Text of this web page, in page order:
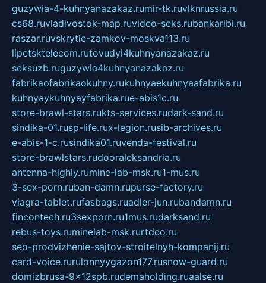
guzywia-4-kuhnyanazakaz.rumir-tk.ruvlknrussia.ru
cs68.ruvladivostok-map.ruvideo-seks.rubankaribi.ru
raszar.ruvskrytie-zamkov-moskva113.ru
lipetsktelecom.rutovudyi4kuhnyanazakaz.ru
seksuzb.ruguzywia4kuhnyanazakaz.ru
fabrikaofabrikaokuhny.rukuhnyaekuhnyaafabrika.ru
kuhnyaykuhnyayfabrika.rue-abis1c.ru
store-brawl-stars.rukts-services.rudark-sand.ru
sindika-01.rusp-life.rux-legion.rusib-archives.ru
e-abis-1-c.rusindika01.ruvenda-festival.ru
store-brawlstars.rudooraleksandria.ru
antenna-highly.rumine-lab-msk.ru1-mus.ru
3-sex-porn.ruban-damn.rupurse-factory.ru
viagra-tablet.rufasbags.ruadler-jun.rubandamn.ru
fincontech.ru3sexporn.ru1mus.rudarksand.ru
rebus-toys.ruminelab-msk.rurtdco.ru
seo-prodvizhenie-sajtov-stroitelnyh-kompanij.ru
card-voice.rurulonnyygazon177.rusnow-guard.ru
domizbrusa-9x12spb.rudemaholding.ruaalse.ru